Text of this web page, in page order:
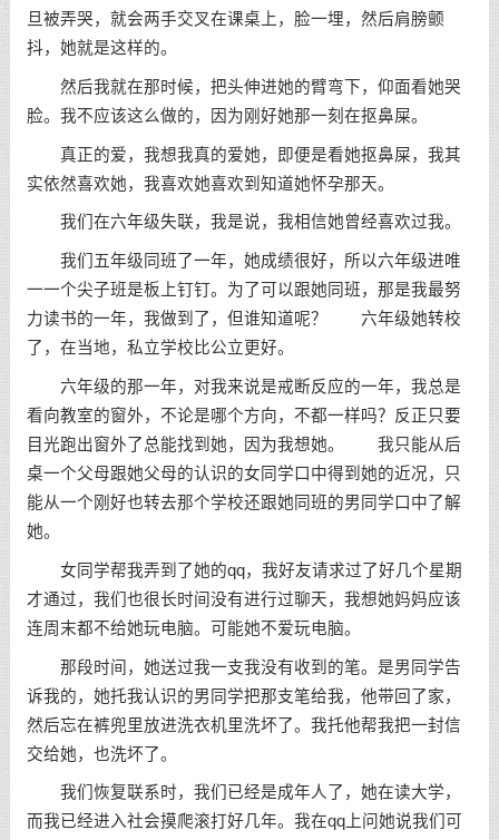
旦被弄哭，就会两手交叉在课桌上，脸一埋，然后肩膀颤
抖，她就是这样的。
然后我就在那时候，把头伸进她的臂弯下，仰面看她哭
脸。我不应该这么做的，因为刚好她那一刻在抠鼻屎。
真正的爱，我想我真的爱她，即便是看她抠鼻屎，我其
实依然喜欢她，我喜欢她喜欢到知道她怀孕那天。
我们在六年级失联，我是说，我相信她曾经喜欢过我。
我们五年级同班了一年，她成绩很好，所以六年级进唯
一一个尖子班是板上钉钉。为了可以跟她同班，那是我最努
力读书的一年，我做到了，但谁知道呢？ 六年级她转校
了，在当地，私立学校比公立更好。
六年级的那一年，对我来说是戒断反应的一年，我总是
看向教室的窗外，不论是哪个方向，不都一样吗？反正只要
目光跑出窗外了总能找到她，因为我想她。 我只能从后
桌一个父母跟她父母的认识的女同学口中得到她的近况，只
能从一个刚好也转去那个学校还跟她同班的男同学口中了解
她。
女同学帮我弄到了她的qq，我好友请求过了好几个星期
才通过，我们也很长时间没有进行过聊天，我想她妈妈应该
连周末都不给她玩电脑。可能她不爱玩电脑。
那段时间，她送过我一支我没有收到的笔。是男同学告
诉我的，她托我认识的男同学把那支笔给我，他带回了家，
然后忘在裤兜里放进洗衣机里洗坏了。我托他帮我把一封信
交给她，也洗坏了。
我们恢复联系时，我们已经是成年人了，她在读大学，
而我已经进入社会摸爬滚打好几年。我在qq上问她说我们可